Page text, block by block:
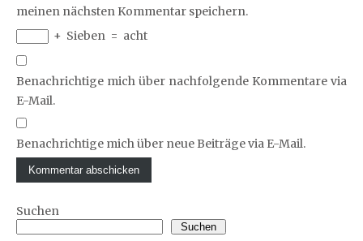
meinen nächsten Kommentar speichern.
+ Sieben = acht
Benachrichtige mich über nachfolgende Kommentare via
E-Mail.
Benachrichtige mich über neue Beiträge via E-Mail.
Suchen
Suchen